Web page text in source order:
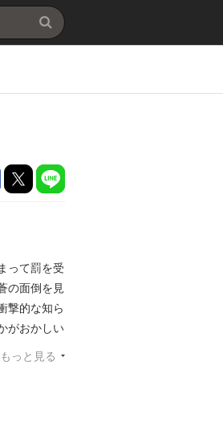
って罰を受
の面倒を見
撃的な知ら
がおかしい
もっと見る